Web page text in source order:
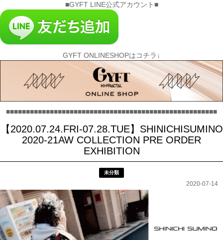
■GYFT LINE公式アカウント■
GYFT ONLINESHOPはコチラ↓
■■■■■■■■■■■■■■■■■■■■■■■■■■■■■■■■■■■■■■■■■■■■■■■■■■■■■
【2020.07.24.FRI-07.28.TUE】SHINICHISUMINO
2020-21AW COLLECTION PRE ORDER
EXHIBITION
未分類
2020-07-14